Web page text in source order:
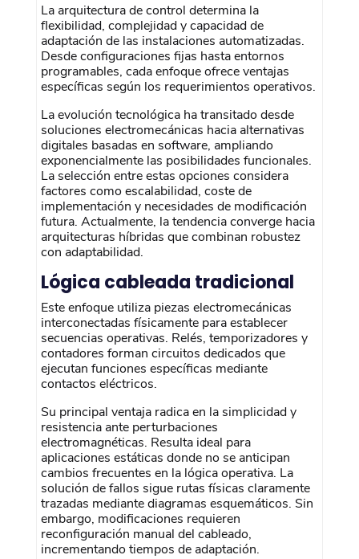
La arquitectura de control determina la
flexibilidad, complejidad y capacidad de
adaptación de las instalaciones automatizadas.
Desde configuraciones fijas hasta entornos
programables, cada enfoque ofrece ventajas
específicas según los requerimientos operativos.
La evolución tecnológica ha transitado desde
soluciones electromecánicas hacia alternativas
digitales basadas en software, ampliando
exponencialmente las posibilidades funcionales.
La selección entre estas opciones considera
factores como escalabilidad, coste de
implementación y necesidades de modificación
futura. Actualmente, la tendencia converge hacia
arquitecturas híbridas que combinan robustez
con adaptabilidad.
Lógica cableada tradicional
Este enfoque utiliza piezas electromecánicas
interconectadas físicamente para establecer
secuencias operativas. Relés, temporizadores y
contadores forman circuitos dedicados que
ejecutan funciones específicas mediante
contactos eléctricos.
Su principal ventaja radica en la simplicidad y
resistencia ante perturbaciones
electromagnéticas. Resulta ideal para
aplicaciones estáticas donde no se anticipan
cambios frecuentes en la lógica operativa. La
solución de fallos sigue rutas físicas claramente
trazadas mediante diagramas esquemáticos. Sin
embargo, modificaciones requieren
reconfiguración manual del cableado,
incrementando tiempos de adaptación.